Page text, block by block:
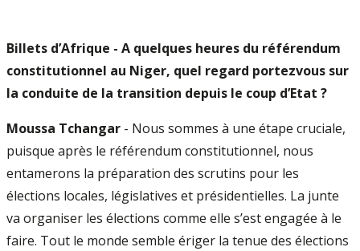
Billets d’Afrique - A quelques heures du référendum
constitutionnel au Niger, quel regard portezvous sur
la conduite de la transition depuis le coup d’Etat ?
Moussa Tchangar - Nous sommes à une étape cruciale,
puisque après le référendum constitutionnel, nous
entamerons la préparation des scrutins pour les
élections locales, législatives et présidentielles. La junte
va organiser les élections comme elle s’est engagée à le
faire. Tout le monde semble ériger la tenue des élections